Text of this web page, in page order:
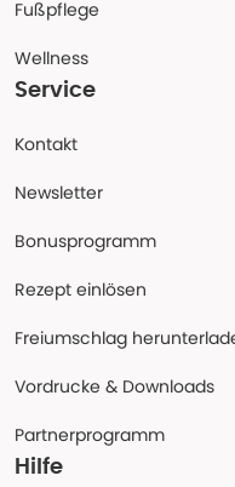
Fußpflege
Wellness
Service
Kontakt
Newsletter
Bonusprogramm
Rezept einlösen
Freiumschlag
Vordrucke & Downloads
Partnerprogramm
Hilfe